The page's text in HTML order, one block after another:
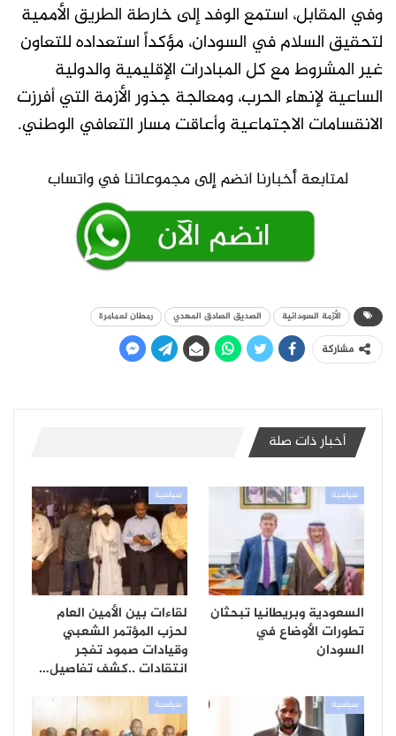
وفي المقابل، استمع الوفد إلى خارطة الطريق الأممية
لتحقيق السلام في السودان، مؤكداً استعداده للتعاون
غير المشروط مع كل المبادرات الإقليمية والدولية
الساعية لإنهاء الحرب، ومعالجة جذور الأزمة التي أفرزت
الانقسامات الاجتماعية وأعاقت مسار التعافي الوطني.
الأزمة السودانية الصديق الصادق المهدي رمطان لعمامرة
مشاركة
أخبار ذات صلة
سياسية
السعودية وبريطانيا تبحثان
تطورات الأوضاع في
السودان
سياسية
لقاءات بين الأمين العام
لحزب المؤتمر الشعبي
وقيادات صمود تفجر
انتقادات ..كشف تفاصيل…
سياسية سياسية